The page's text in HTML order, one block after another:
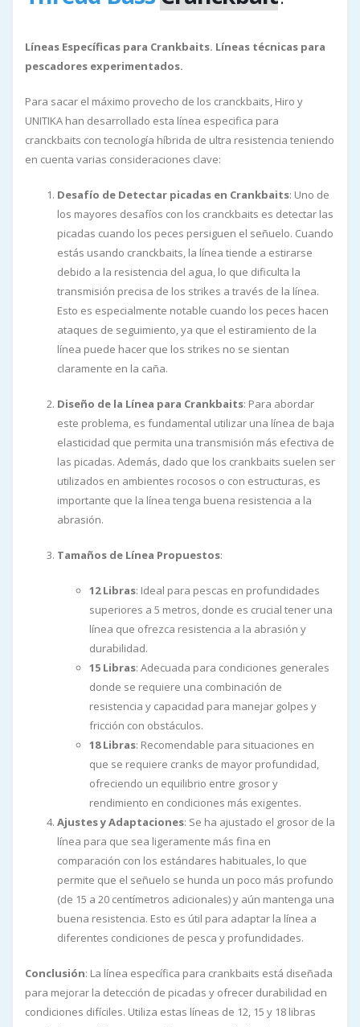
Líneas Específicas para Crankbaits. Líneas técnicas para
pescadores experimentados.
Para sacar el máximo provecho de los cranckbaits, Hiro y
UNITIKA han desarrollado esta línea especifica para
cranckbaits con tecnología híbrida de ultra resistencia teniendo
en cuenta varias consideraciones clave:
Desafío de Detectar picadas en Crankbaits: Uno de
los mayores desafíos con los cranckbaits es detectar las
picadas cuando los peces persiguen el señuelo. Cuando
estás usando cranckbaits, la línea tiende a estirarse
debido a la resistencia del agua, lo que dificulta la
transmisión precisa de los strikes a través de la línea.
Esto es especialmente notable cuando los peces hacen
ataques de seguimiento, ya que el estiramiento de la
línea puede hacer que los strikes no se sientan
claramente en la caña.
Diseño de la Línea para Crankbaits: Para abordar
este problema, es fundamental utilizar una línea de baja
elasticidad que permita una transmisión más efectiva de
las picadas. Además, dado que los crankbaits suelen ser
utilizados en ambientes rocosos o con estructuras, es
importante que la línea tenga buena resistencia a la
abrasión.
Tamaños de Línea Propuestos:
12 Libras: Ideal para pescas en profundidades
superiores a 5 metros, donde es crucial tener una
línea que ofrezca resistencia a la abrasión y
durabilidad.
15 Libras: Adecuada para condiciones generales
donde se requiere una combinación de
resistencia y capacidad para manejar golpes y
fricción con obstáculos.
18 Libras: Recomendable para situaciones en
que se requiere cranks de mayor profundidad,
ofreciendo un equilibrio entre grosor y
rendimiento en condiciones más exigentes.
Ajustes y Adaptaciones: Se ha ajustado el grosor de la
línea para que sea ligeramente más fina en
comparación con los estándares habituales, lo que
permite que el señuelo se hunda un poco más profundo
(de 15 a 20 centímetros adicionales) y aún mantenga una
buena resistencia. Esto es útil para adaptar la línea a
diferentes condiciones de pesca y profundidades.
Conclusión: La línea específica para crankbaits está diseñada
para mejorar la detección de picadas y ofrecer durabilidad en
condiciones difíciles. Utiliza estas líneas de 12, 15 y 18 libras